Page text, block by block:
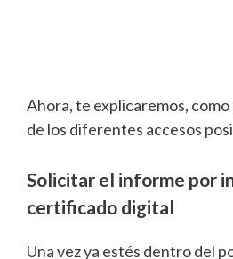
Ahora, te explicaremos,
de los diferentes accesos
Solicitar el informe por
certificado digital
Una vez ya estés dentro del